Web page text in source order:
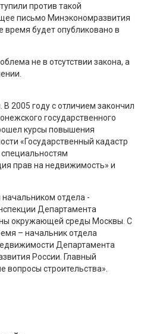
против такой
письмо Минэкономразвития
будет опубликовано в
не в отсутствии закона, а
2005 году с отличием закончил
государственного
курсы повышения
«Государственный кадастр
прав на недвижимость» и
отдела -
Департамента
окружающей среды Москвы. С
– начальник отдела
Департамента
России. Главный
вопросы строительства».